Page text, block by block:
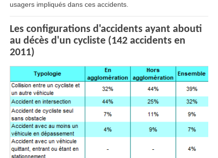
usagers impliqués dans ces accidents.
Les configurations d'accidents ayant abouti
au décès d'un cycliste (142 accidents en
2011)